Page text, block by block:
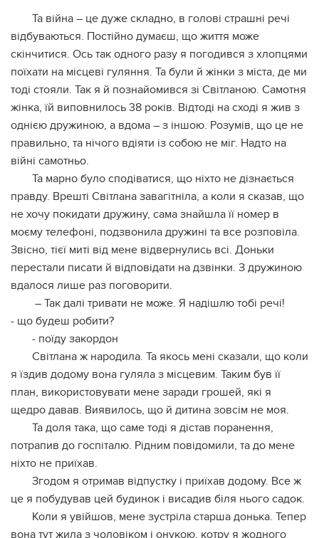
Та війна – це дуже складно, в голові страшні речі
відбуваються. Постійно думаєш, що життя може
скінчитися. Ось так одного разу я погодився з хлопцями
поїхати на місцеві гуляння. Та були й жінки з міста, де ми
тоді стояли. Так я й познайомився зі Світланою. Самотня
жінка, їй виповнилось 38 років. Відтоді на сході я жив з
однією дружиною, а вдома – з іншою. Розумів, що це не
правильно, та нічого вдіяти із собою не міг. Надто на
війні самотньо.
Та марно було сподіватися, що ніхто не дізнається
правду. Врешті Світлана завагітніла, а коли я сказав, що
не хочу покидати дружину, сама знайшла її номер в
моєму телефоні, подзвонила дружині та все розповіла.
Звісно, тієї миті від мене відвернулись всі. Доньки
перестали писати й відповідати на дзвінки. З дружиною
вдалося лише раз поговорити.
– Так далі тривати не може. Я надішлю тобі речі!
- що будеш робити?
- поїду закордон
Світлана ж народила. Та якось мені сказали, що коли
я їздив додому вона гуляла з місцевим. Таким був її
план, використовувати мене заради грошей, які я
щедро давав. Виявилось, що й дитина зовсім не моя.
Та доля така, що саме тоді я дістав поранення,
потрапив до госпіталю. Рідним повідомили, та до мене
ніхто не приїхав.
Згодом я отримав відпустку і приїхав додому. Все ж
це я побудував цей будинок і висадив біля нього садок.
Коли я увійшов, мене зустріла старша донька. Тепер
вона тут жила з чоловіком і онукою, котру я жодного